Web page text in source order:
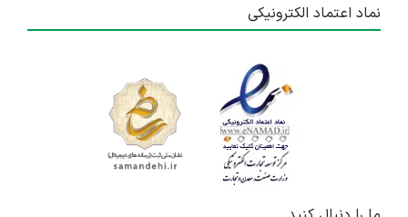
نماد اعتماد الکترونیکی